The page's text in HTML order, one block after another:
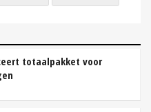
totaalpakket voor